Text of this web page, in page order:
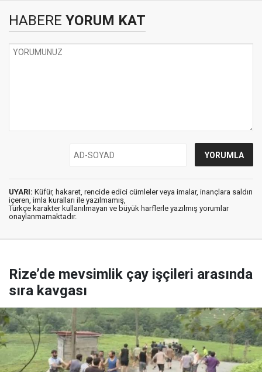
HABERE YORUM KAT
UYARI: Küfür, hakaret, rencide edici cümleler veya imalar, inançlara saldırı
içeren, imla kuralları ile yazılmamış,
Türkçe karakter kullanılmayan ve büyük harflerle yazılmış yorumlar
onaylanmamaktadır.
Rize’de mevsimlik çay işçileri arasında
sıra kavgası